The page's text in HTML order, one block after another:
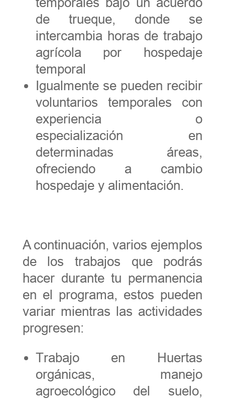
de trueque, donde se
intercambia horas de trabajo
agrícola por hospedaje
temporal
Igualmente se pueden recibir
voluntarios temporales con
experiencia o
especialización en
determinadas áreas,
ofreciendo a cambio
hospedaje y alimentación.
A continuación, varios ejemplos
de los trabajos que podrás
hacer durante tu permanencia
en el programa, estos pueden
variar mientras las actividades
progresen:
Trabajo en Huertas
orgánicas, manejo
agroecológico del suelo,